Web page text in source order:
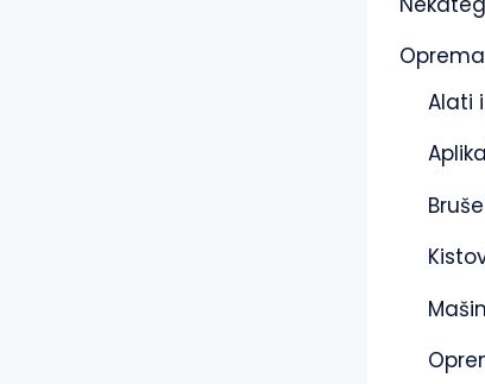
Oprema
Alati